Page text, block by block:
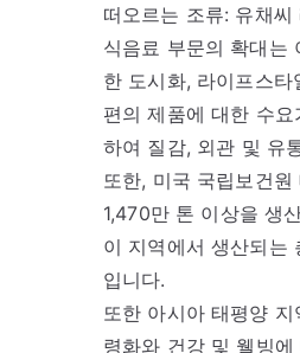
떠오르는 조류: 유채
식음료 부문의 확대는
한 도시화, 라이프스
편의 제품에 대한 수
하여 질감, 외관 및 유
또한, 미국 국립보건
1,470만 톤 이상을 생
이 지역에서 생산되는
입니다.
또한 아시아 태평양
령화와 건강 및 웰빙